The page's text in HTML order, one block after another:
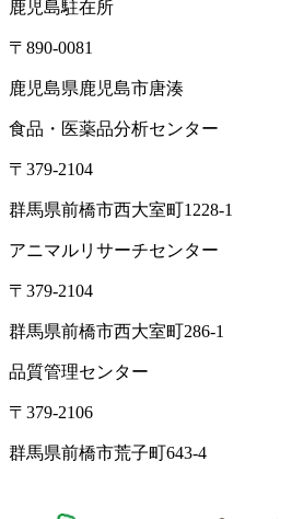
鹿児島駐在所
〒890-0081
鹿児島県鹿児島市唐湊
食品・医薬品分析センター
〒379-2104
群馬県前橋市西大室町1228-1
アニマルリサーチセンター
〒379-2104
群馬県前橋市西大室町286-1
品質管理センター
〒379-2106
群馬県前橋市荒子町643-4